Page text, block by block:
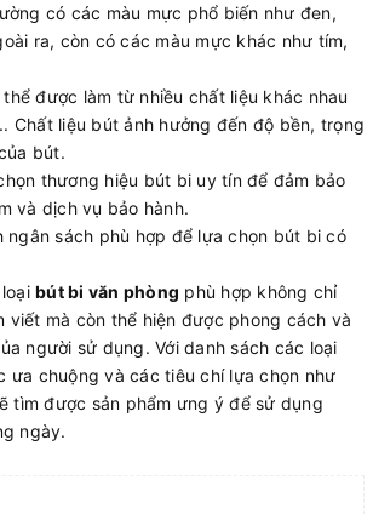
có các màu mực phổ biến như đen,
ra, còn có các màu mực khác như tím,
được làm từ nhiều chất liệu khác nhau
Chất liệu bút ảnh hưởng đến độ bền, trọng
bút.
thương hiệu bút bi uy tín để đảm bảo
và dịch vụ bảo hành.
ngân sách phù hợp để lựa chọn bút bi có
bút bi văn phòng phù hợp không chỉ
viết mà còn thể hiện được phong cách và
người sử dụng. Với danh sách các loại
ưa chuộng và các tiêu chí lựa chọn như
tìm được sản phẩm ưng ý để sử dụng
ngày.